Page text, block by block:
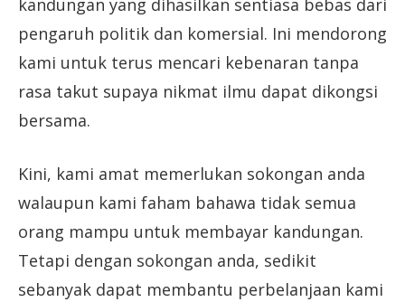
pengaruh politik dan komersial. Ini mendorong
kami untuk terus mencari kebenaran tanpa
rasa takut supaya nikmat ilmu dapat dikongsi
bersama.
Kini, kami amat memerlukan sokongan anda
walaupun kami faham bahawa tidak semua
orang mampu untuk membayar kandungan.
Tetapi dengan sokongan anda, sedikit
sebanyak dapat membantu perbelanjaan kami